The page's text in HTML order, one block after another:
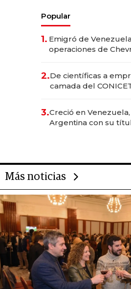
Popular
1. Emigró de
operaciones de
2.De científicas a
camada del
3.Creció en
Argentina con su
Más noticias